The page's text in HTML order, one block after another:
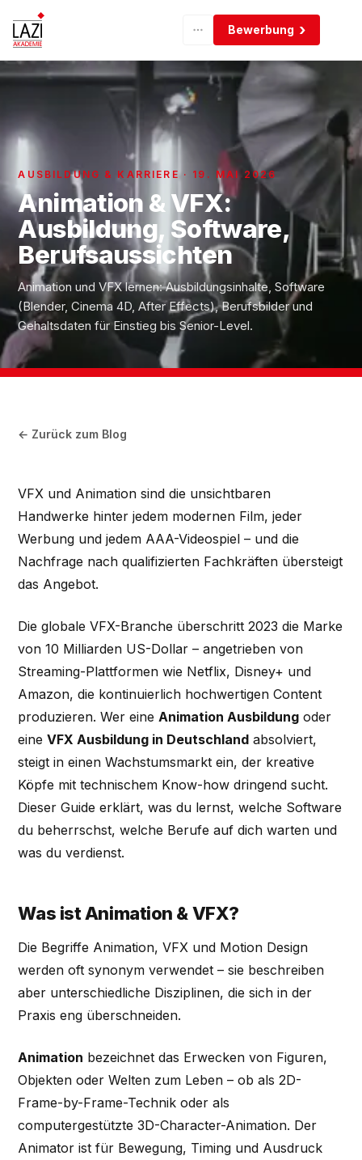
Bewerbung
AUSBILDUNG & KARRIERE · 19. MAI 2026
Animation & VFX:
Ausbildung, Software,
Berufsaussichten
Animation und VFX lernen: Ausbildungsinhalte, Software
(Blender, Cinema 4D, After Effects), Berufsbilder und
Gehaltsdaten für Einstieg bis Senior-Level.
← Zurück zum Blog
VFX und Animation sind die unsichtbaren
Handwerke hinter jedem modernen Film, jeder
Werbung und jedem AAA-Videospiel – und die
Nachfrage nach qualifizierten Fachkräften übersteigt
das Angebot.
Die globale VFX-Branche überschritt 2023 die Marke
von 10 Milliarden US-Dollar – angetrieben von
Streaming-Plattformen wie Netflix, Disney+ und
Amazon, die kontinuierlich hochwertigen Content
produzieren. Wer eineAnimation Ausbildung oder
eineVFX Ausbildung in Deutschland absolviert,
steigt in einen Wachstumsmarkt ein, der kreative
Köpfe mit technischem Know-how dringend sucht.
Dieser Guide erklärt, was du lernst, welche Software
du beherrschst, welche Berufe auf dich warten und
was du verdienst.
Was ist Animation & VFX?
Die Begriffe Animation, VFX und Motion Design
werden oft synonym verwendet – sie beschreiben
aber unterschiedliche Disziplinen, die sich in der
Praxis eng überschneiden.
Animation bezeichnet das Erwecken von Figuren,
Objekten oder Welten zum Leben – ob als 2D-
Frame-by-Frame-Technik oder als
computergestützte 3D-Character-Animation. Der
Animator ist für Bewegung, Timing und Ausdruck